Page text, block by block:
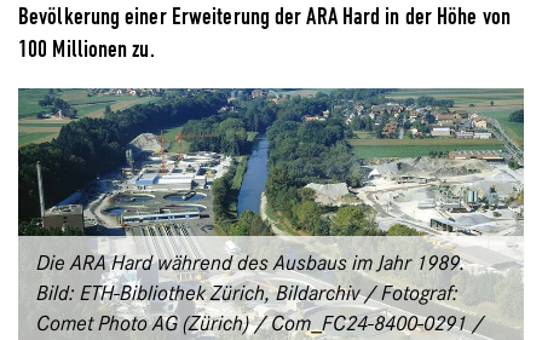
Bevölkerung einer Erweiterung der ARA Hard in der Höhe von
100 Millionen zu.
Die ARA Hard während des Ausbaus im Jahr 1989.
Bild: ETH-Bibliothek Zürich, Bildarchiv / Fotograf:
Comet Photo AG (Zürich) / Com_FC24-8400-0291 /